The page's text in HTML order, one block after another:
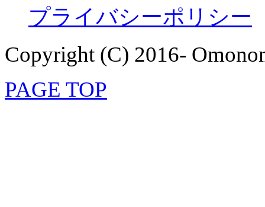
プライバシーポリシー
Copyright (C) 2016-
PAGE TOP